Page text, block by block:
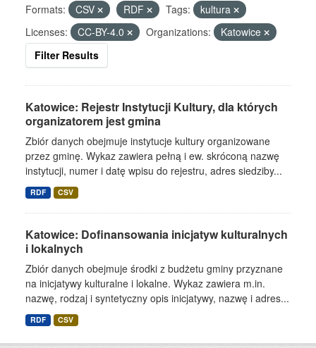
Formats: CSV RDF Tags:
kultura
Licenses:
CC-BY-4.0 Organizations:
Katowice
Filter Results
Katowice: Rejestr Instytucji Kultury, dla których
organizatorem jest gmina
Zbiór danych obejmuje instytucje kultury organizowane
przez gminę. Wykaz zawiera pełną i ew. skróconą nazwę
instytucji, numer i datę wpisu do rejestru, adres siedziby...
RDF CSV
Katowice: Dofinansowania inicjatyw kulturalnych
i lokalnych
Zbiór danych obejmuje środki z budżetu gminy przyznane
na inicjatywy kulturalne i lokalne. Wykaz zawiera m.in.
nazwę, rodzaj i syntetyczny opis inicjatywy, nazwę i adres...
RDF CSV